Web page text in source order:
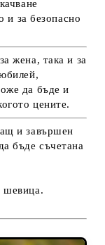
и за безопасно
жена, така и за
да бъде и
цените.
и завършен
бъде съчетана
шевица.